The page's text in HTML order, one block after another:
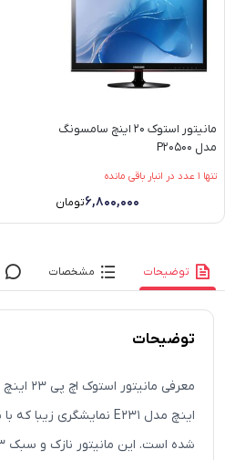
مانیتور استوک 20 اینچ سامسونگ
مدل P20500
تنها 1 عدد در انبار باقی مانده
۶,۸۰۰,۰۰۰تومان
توضیحات مشخصات
توضیحات